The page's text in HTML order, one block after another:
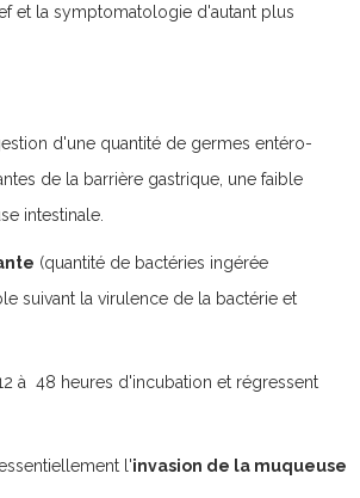
et la symptomatologie d'autant plus
d'une quantité de germes entéro-
de la barrière gastrique, une faible
intestinale.
(quantité de bactéries ingérée
suivant la virulence de la bactérie et
à 48 heures d'incubation et régressent
l'invasion de la muqueuse